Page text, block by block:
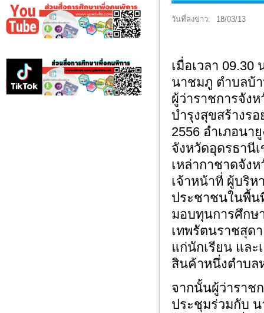
วันที่ลงข่าว: 18/03/13
เมื่อเวลา
นาชมภู ตำบลบ้า
ผู้ว่าราชการจัง
บำรุงสุขสร้างร
2556 อำเภอน
จังหวัดอุดรธานี
เหล่ากาชาดจัง
เจ้าหน้าที่ ผู้บริ
ประชาชนในพื้น
มอบทุนการศึกษ
เทพรัตนราชสุด
แก่นักเรียน แล
สินค้าหนึ่งตำบล
จากนั้นผู้ว่าราช
ประชุมร่วมกับ